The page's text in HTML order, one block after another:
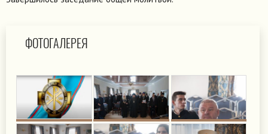
ФОТОГАЛЕРЕЯ